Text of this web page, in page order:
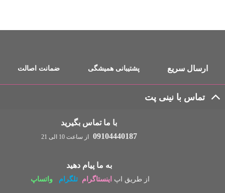
ارسال سریع پشتیبانی همیشگی ضمانت اصالت
تماس با نینی پت
با ما تماس بگیرید
09104440187
از ساعت 10 الی 21
به ما پیام دهید
از طریق اپ اینستاگرام تلگرام واتساپ